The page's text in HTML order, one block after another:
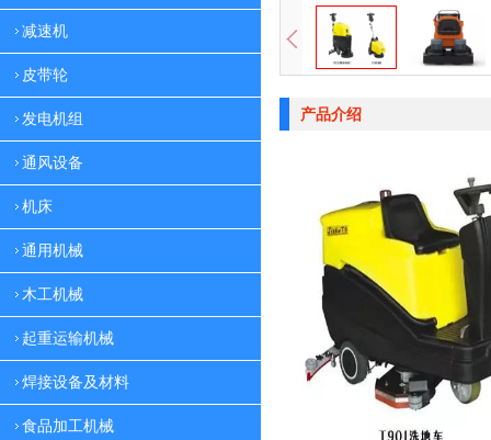
减速机
皮带轮
发电机组
通风设备
机床
通用机械
木工机械
起重运输机械
焊接设备及材料
食品加工机械
产品介绍